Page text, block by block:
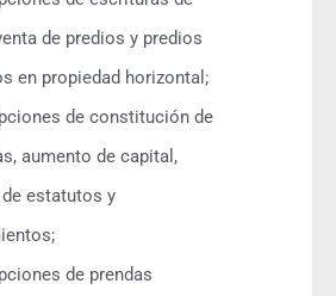
de predios y predios
en propiedad horizontal;
de constitución de
aumento de capital,
estatutos y
de prendas